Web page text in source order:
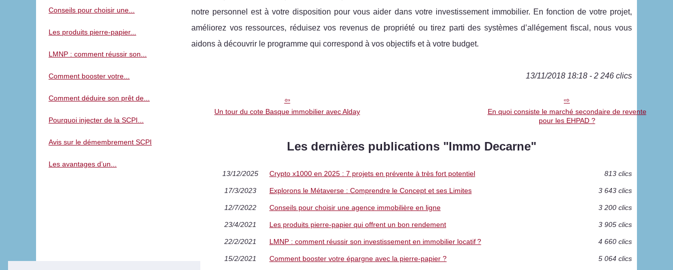
notre personnel est à votre disposition pour vous aider dans votre investissement immobilier. En fonction de votre projet,
améliorez vos ressources, réduisez vos revenus de propriété ou tirez parti des systèmes d’allégement fiscal, nous vous
aidons à découvrir le programme qui correspond à vos objectifs et à votre budget.
13/11/2018 18:18 - 2 246 clics
Un tour du cote Basque immobilier avec Alday
En quoi consiste le marché secondaire de revente
pour les EHPAD ?
Les dernières publications "Immo Decarne"
13/12/2025 Crypto x1000 en 2025 : 7 projets en prévente à très fort potentiel 813 clics
17/3/2023 Explorons le Métaverse : Comprendre le Concept et ses Limites 3 643 clics
12/7/2022 Conseils pour choisir une agence immobilière en ligne 3 200 clics
23/4/2021 Les produits pierre-papier qui offrent un bon rendement 3 905 clics
22/2/2021 LMNP : comment réussir son investissement en immobilier locatif ? 4 660 clics
15/2/2021 Comment booster votre épargne avec la pierre-papier ? 5 064 clics
Conseils pour choisir une...
Les produits pierre-papier...
LMNP : comment réussir son...
Comment booster votre...
Comment déduire son prêt de...
Pourquoi injecter de la SCPI...
Avis sur le démembrement SCPI
Les avantages d’un...